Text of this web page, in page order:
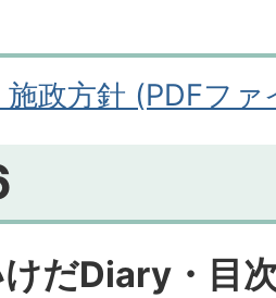
政方針 (PDFファ
けだDiary・目